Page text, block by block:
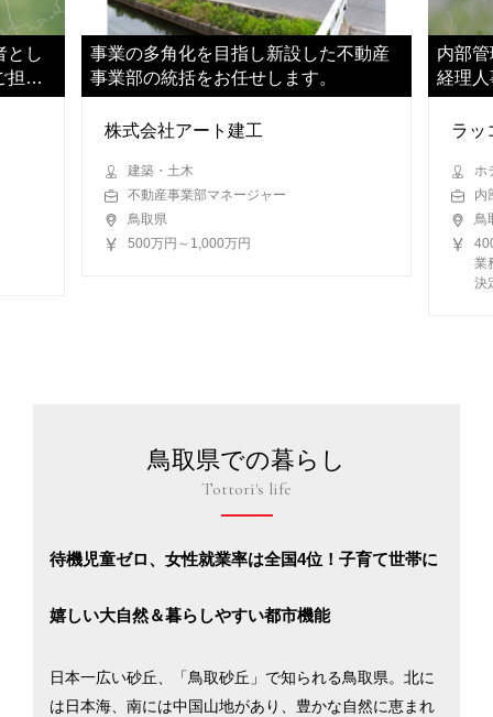
とし
担当
事業の多角化を目指し新設した不動産
事業部の統括をお任せします。
株式会社アート建工
建築・土木
不動産事業部マネージャー
鳥取県
500万円～1,000万円
内部
経理
きます
ラッ
ホ
内
鳥
業
鳥取県での暮らし
Tottori's life
待機児童ゼロ、女性就業率は全国4位！子育て世帯に
嬉しい大自然＆暮らしやすい都市機能
日本一広い砂丘、「鳥取砂丘」で知られる鳥取県。北に
は日本海、南には中国山地があり、豊かな自然に恵まれ